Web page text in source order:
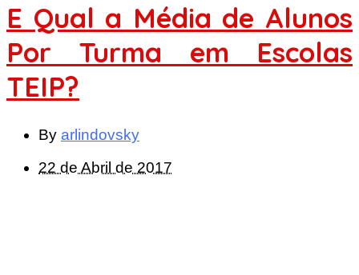
E Qual a Média de Alunos
Por Turma em Escolas
TEIP?
By arlindovsky
22 de Abril de 2017